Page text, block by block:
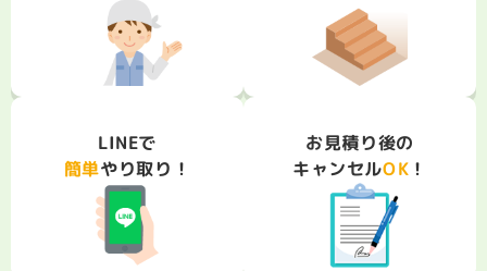
LINEで
簡単やり取り！
お見積り後の
キャンセルOK ！